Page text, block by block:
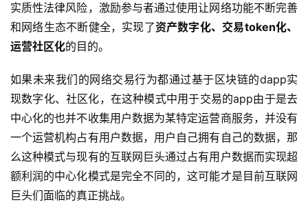
实质性法律风险，激励参与者通过使用让网络功能不断完善
和网络生态不断健全，实现了资产数字化、交易token化、
运营社区化的目的。
如果未来我们的网络交易行为都通过基于区块链的dapp实
现数字化、社区化，在这种模式中用于交易的app由于是去
中心化的也并不收集用户数据为某特定运营商服务，并没有
一个运营机构占有用户数据，用户自己拥有自己的数据，那
么这种模式与现有的互联网巨头通过占有用户数据而实现超
额利润的中心化模式是完全不同的，这可能才是目前互联网
巨头们面临的真正挑战。